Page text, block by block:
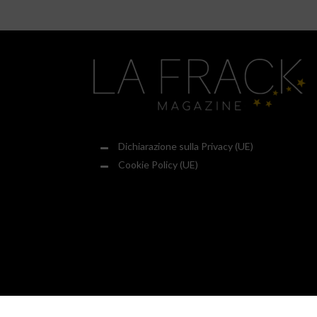
Dichiarazione sulla Privacy (UE)
Cookie Policy (UE)